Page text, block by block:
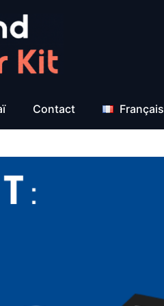
Contact Français